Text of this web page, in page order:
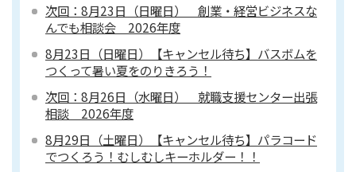
次回：8月23日（日曜日） 創業・経営ビジネスな
んでも相談会 2026年度
8月23日（日曜日）【キャンセル待ち】バスボムを
つくって暑い夏をのりきろう！
次回：8月26日（水曜日） 就職支援センター出張
相談 2026年度
8月29日（土曜日）【キャンセル待ち】パラコード
でつくろう！むしむしキーホルダー！！